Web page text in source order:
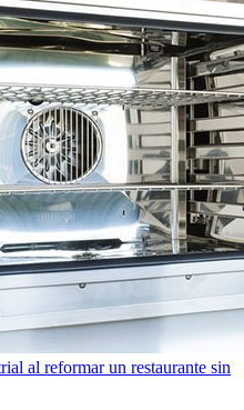
al reformar un restaurante sin